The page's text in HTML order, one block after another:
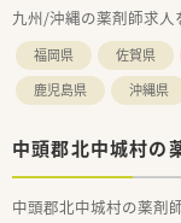
九州/沖縄の薬剤師求人
福岡県 佐賀県
鹿児島県
沖縄県
中頭郡北中城村の
中頭郡北中城村の薬剤